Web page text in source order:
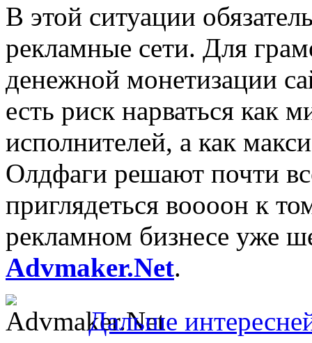
В этой ситуации
рекламные сети. Для
денежной монетизации
есть риск нарваться как
исполнителей, а как
Олдфаги решают почти
приглядеться воооон к
рекламном бизнесе уже
Advmaker.Net.
Дальше